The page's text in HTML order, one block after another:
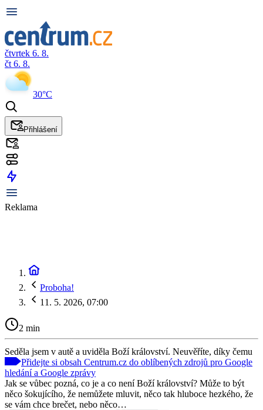
čtvrtek 6. 8.
čt 6. 8.
30°C
Přihlášení
Reklama
Proboha!
11. 5. 2026, 07:00
2 min
Seděla jsem v autě a uviděla Boží království. Neuvěříte, díky čemu
Přidejte si obsah Centrum.cz do oblíbených zdrojů pro Google
hledání a Google zprávy
Jak se vůbec pozná, co je a co není Boží království? Může to být
něco šokujícího, že nemůžete mluvit, něco tak hluboce hezkého, že
se vám chce brečet, nebo něco…